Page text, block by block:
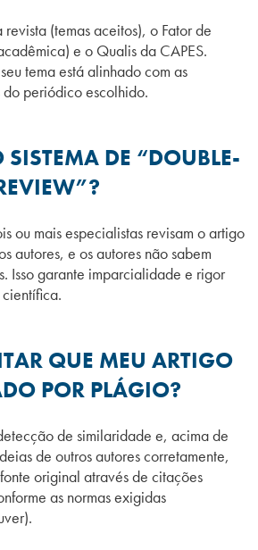
(temas aceitos), o Fator de
e o Qualis da CAPES.
tema está alinhado com as
periódico escolhido.
DE “DOUBLE-
ou mais especialistas revisam o artigo
autores, e os autores não sabem
Isso garante imparcialidade e rigor
QUE MEU ARTIGO
POR PLÁGIO?
de similaridade e, acima de
de outros autores corretamente,
original através de citações
as normas exigidas